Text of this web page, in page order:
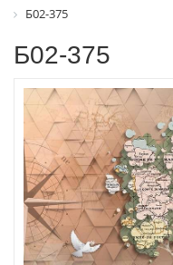
Б02-375
Б02-375